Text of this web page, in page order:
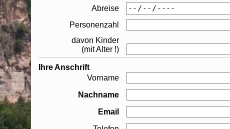
Abreise
Personenzahl
davon Kinder
(mit Alter !)
Ihre Anschrift
Vorname
Nachname
Email